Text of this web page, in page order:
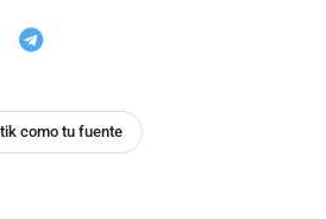
como tu fuente